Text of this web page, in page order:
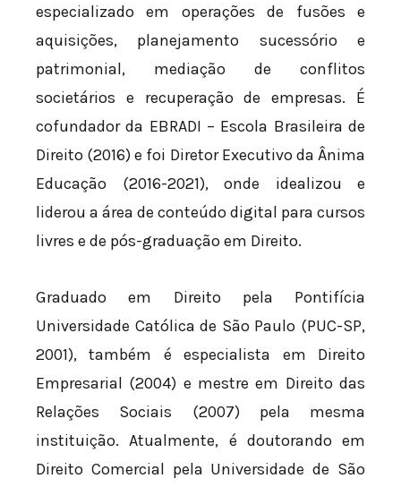
especializado em operações de fusões e
aquisições, planejamento sucessório e
patrimonial, mediação de conflitos
societários e recuperação de empresas. É
cofundador da EBRADI – Escola Brasileira de
Direito (2016) e foi Diretor Executivo da Ânima
Educação (2016-2021), onde idealizou e
liderou a área de conteúdo digital para cursos
livres e de pós-graduação em Direito.
Graduado em Direito pela Pontifícia
Universidade Católica de São Paulo (PUC-SP,
2001), também é especialista em Direito
Empresarial (2004) e mestre em Direito das
Relações Sociais (2007) pela mesma
instituição. Atualmente, é doutorando em
Direito Comercial pela Universidade de São